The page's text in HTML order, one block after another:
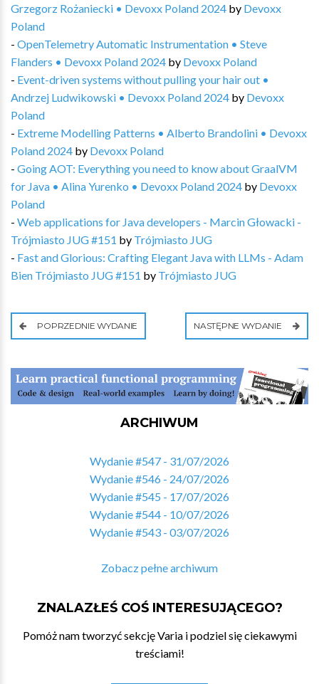
Grzegorz Rożaniecki • Devoxx Poland 2024 by Devoxx
Poland
- OpenTelemetry Automatic Instrumentation • Steve
Flanders • Devoxx Poland 2024 by Devoxx Poland
- Event-driven systems without pulling your hair out •
Andrzej Ludwikowski • Devoxx Poland 2024 by Devoxx
Poland
- Extreme Modelling Patterns • Alberto Brandolini • Devoxx
Poland 2024 by Devoxx Poland
- Going AOT: Everything you need to know about GraalVM
for Java • Alina Yurenko • Devoxx Poland 2024 by Devoxx
Poland
- Web applications for Java developers - Marcin Głowacki -
Trójmiasto JUG #151 by Trójmiasto JUG
- Fast and Glorious: Crafting Elegant Java with LLMs - Adam
Bien Trójmiasto JUG #151 by Trójmiasto JUG
POPRZEDNIE WYDANIE NASTĘPNE WYDANIE
ARCHIWUM
Wydanie #547 - 31/07/2026
Wydanie #546 - 24/07/2026
Wydanie #545 - 17/07/2026
Wydanie #544 - 10/07/2026
Wydanie #543 - 03/07/2026
Zobacz pełne archiwum
ZNALAZŁEŚ COŚ INTERESUJĄCEGO?
Pomóż nam tworzyć sekcję Varia i podziel się ciekawymi
treściami!